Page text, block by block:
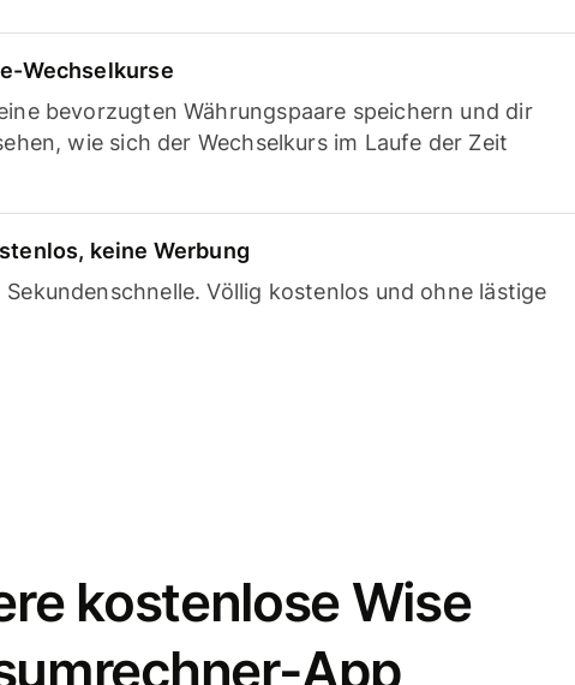
Wechselkurse
bevorzugten Währungspaare speichern und dir
wie sich der Wechselkurs im Laufe der Zeit
keine Werbung
Völlig kostenlos und ohne lästige
kostenlose Wise
App